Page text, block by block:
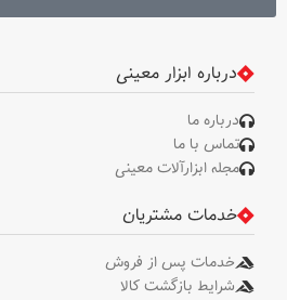
درباره ابزار معینی
درباره ما
تماس با ما
مجله ابزارآلات معینی
خدمات مشتریان
خدمات پس از فروش
شرایط بازگشت کالا